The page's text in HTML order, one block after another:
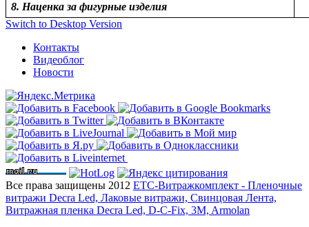
8. Наценка за фигурные изделия
Switch to Desktop Version
Контакты
Видеоблог
Новости
Все права защищены 2012 ЕТС-Витражкомплект - Пленочные
витражи Decra Led, Лаковые витражи, Свинцовая Лента,
Витражная пленка Decra Led, D-C-Fix, 3M, Armolan